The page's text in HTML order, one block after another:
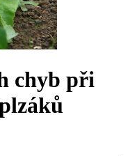
chyb při